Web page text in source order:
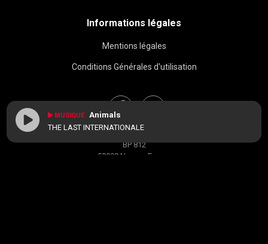
Informations légales
Mentions légales
Conditions Générales d'utilisation
BP 812
58008 Nevers, France
MUSIQUE Animals
THE LAST INTERNATIONALE